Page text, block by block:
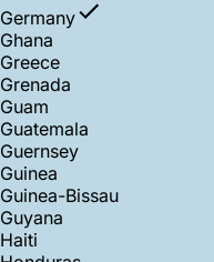
Germany
Ghana
Greece
Grenada
Guam
Guatemala
Guernsey
Guinea
Guinea-Bissau
Guyana
Haiti